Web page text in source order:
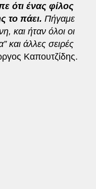
ότι ένας φίλος
το πάει. Πήγαμε
και ήταν όλοι οι
και άλλες σειρές
Καπουτζίδης.